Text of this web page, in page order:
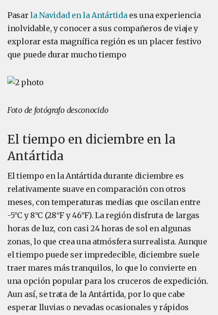
Pasarla Navidad en la Antártidaes una experiencia
inolvidable, y conocer a sus compañeros de viaje y
explorar esta magnífica región es un placer festivo
que puede durar mucho tiempo
Foto de fotógrafo desconocido
El tiempo en diciembre en la
Antártida
El tiempo en la Antártida durante diciembre es
relativamente suave en comparación con otros
meses, con temperaturas medias que oscilan entre
-5°C y 8°C (28°F y 46°F). La región disfruta de largas
horas de luz, con casi 24 horas de sol en algunas
zonas, lo que crea una atmósfera surrealista. Aunque
el tiempo puede ser impredecible, diciembre suele
traer mares más tranquilos, lo que lo convierte en
una opción popular para los cruceros de expedición.
Aun así, se trata de la Antártida, por lo que cabe
esperar lluvias o nevadas ocasionales y rápidos